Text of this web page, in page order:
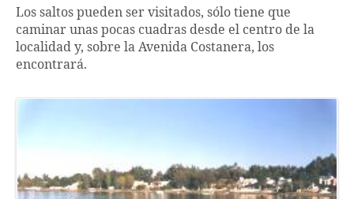
Los saltos pueden ser visitados, sólo tiene que
caminar unas pocas cuadras desde el centro de la
localidad y, sobre la Avenida Costanera, los
encontrará.